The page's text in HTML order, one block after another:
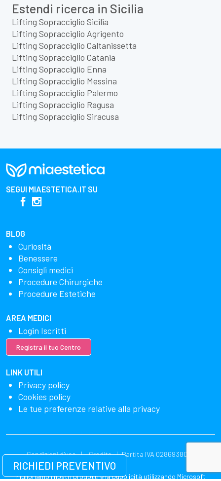
Estendi ricerca in Sicilia
Lifting Sopracciglio Sicilia
Lifting Sopracciglio Agrigento
Lifting Sopracciglio Caltanissetta
Lifting Sopracciglio Catania
Lifting Sopracciglio Enna
Lifting Sopracciglio Messina
Lifting Sopracciglio Palermo
Lifting Sopracciglio Ragusa
Lifting Sopracciglio Siracusa
SEGUI MIAESTETICA.IT SU
BLOG
Curiosità
Benessere
Consigli medici
Procedure Chirurgiche
Procedure Estetiche
AREA MEDICI
Login Iscritti
Registra il tuo Centro
LINK UTILI
Privacy policy
Cookies policy
Le tue preferenze relative alla privacy
Condizioni d'uso Credits Partita IVA 02869380549
Miglioriamo i nostri prodotti e la pubblicità utilizzando Microsoft
RICHIEDI PREVENTIVO